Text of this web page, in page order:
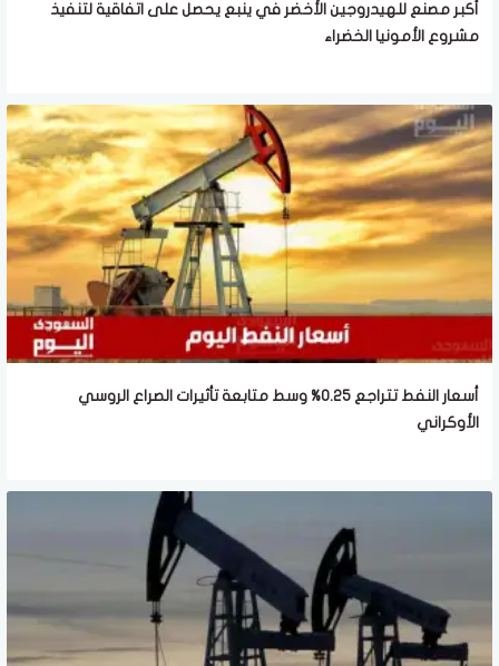
أكبر مصنع للهيدروجين الأخضر في ينبع يحصل على اتفاقية لتنفيذ
مشروع الأمونيا الخضراء
أسعار النفط تتراجع 0.25% وسط متابعة تأثيرات الصراع الروسي
الأوكراني